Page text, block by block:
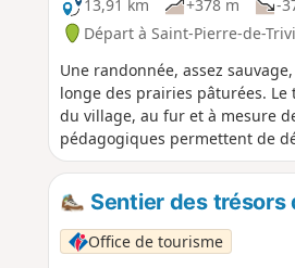
13,91 km
+378 m -
Départ à Saint-Pierre-de-
Une randonnée, assez
longe des prairies pâturées.
du village, au fur et à mesure
pédagogiques permettent de
Sentier des trésors
Office de tourisme